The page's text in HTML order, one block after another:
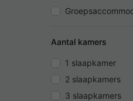
Aantal kamers
1 slaapkamer
2 slaapkamers
3 slaapkamers